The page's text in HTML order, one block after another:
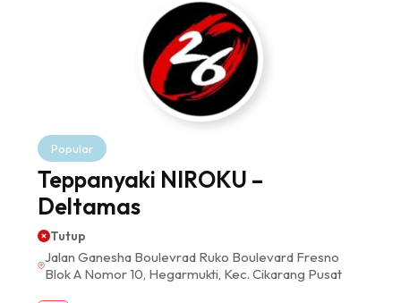
Popular
Teppanyaki NIROKU –
Deltamas
Tutup
Jalan Ganesha Boulevrad Ruko Boulevard Fresno
Blok A Nomor 10, Hegarmukti, Kec. Cikarang Pusat